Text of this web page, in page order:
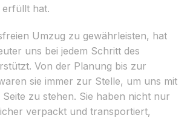
hat.
Umzug zu gewährleisten, hat
uns bei jedem Schritt des
Von der Planung bis zur
sie immer zur Stelle, um uns mit
zu stehen. Sie haben nicht nur
verpackt und transportiert,